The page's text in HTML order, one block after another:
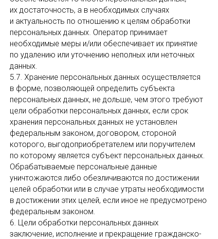
их достаточность, а в необходимых случаях
и актуальность по отношению к целям обработки
персональных данных. Оператор принимает
необходимые меры и/или обеспечивает их принятие
по удалению или уточнению неполных или неточных
данных.
5.7. Хранение персональных данных осуществляется
в форме, позволяющей определить субъекта
персональных данных, не дольше, чем этого требуют
цели обработки персональных данных, если срок
хранения персональных данных не установлен
федеральным законом, договором, стороной
которого, выгодоприобретателем или поручителем
по которому является субъект персональных данных.
Обрабатываемые персональные данные
уничтожаются либо обезличиваются по достижении
целей обработки или в случае утраты необходимости
в достижении этих целей, если иное не предусмотрено
федеральным законом.
6. Цели обработки персональных данных
заключение, исполнение и прекращение гражданско-